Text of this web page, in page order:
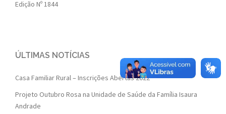
Edição Nº 1844
ÚLTIMAS NOTÍCIAS
Casa Familiar Rural – Inscrições Abertas 2022
Projeto Outubro Rosa na Unidade de Saúde da Família Isaura
Andrade